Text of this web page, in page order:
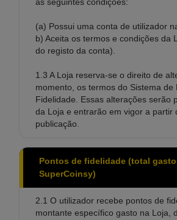
as seguintes condições:
(a) Possui uma conta de utilizador
b) Aceita os termos e condições da
do registo da conta).
1.3 A Loja reserva-se o direito de
momento, os termos do Sistema de
Fidelidade. Essas alterações serão
da Loja e entrarão em vigor a partir
publicação.
Pontos de fidelidade (total
SuperCoinsy)
2.1 O utilizador recebe pontos de
montante específico gasto na Loja,